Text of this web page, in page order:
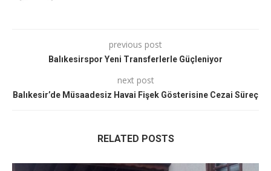
previous post
Balıkesirspor Yeni Transferlerle Güçleniyor
next post
Balıkesir’de Müsaadesiz Havai Fişek Gösterisine Cezai Süreç
RELATED POSTS